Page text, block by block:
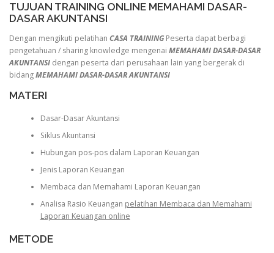
TUJUAN TRAINING ONLINE MEMAHAMI DASAR-
DASAR AKUNTANSI
Dengan mengikuti pelatihan CASA TRAINING Peserta dapat berbagi
pengetahuan / sharing knowledge mengenai MEMAHAMI DASAR-DASAR
AKUNTANSI dengan peserta dari perusahaan lain yang bergerak di
bidangMEMAHAMI DASAR-DASAR AKUNTANSI
MATERI
Dasar-Dasar Akuntansi
Siklus Akuntansi
Hubungan pos-pos dalam Laporan Keuangan
Jenis Laporan Keuangan
Membaca dan Memahami Laporan Keuangan
Analisa Rasio Keuangan pelatihan Membaca dan Memahami
Laporan Keuangan online
METODE